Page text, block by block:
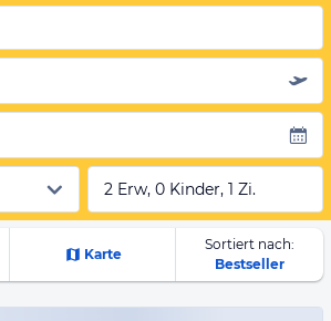
2 Erw, 0 Kinder, 1 Zi.
Karte
Sortiert nach:
Bestseller